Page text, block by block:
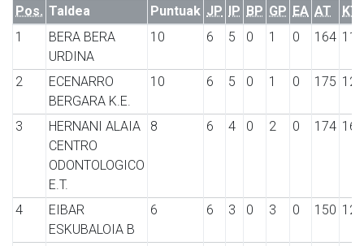
Pos. Taldea Puntuak JP IP BP GP EA AT
KT
1
BERA BERA
URDINA
10 6 5 0 1 0 164 117
2
ECENARRO
BERGARA K.E.
10 6 5 0 1 0 175 124
3
HERNANI ALAIA
CENTRO
ODONTOLOGICO
E.T.
8 6 4 0 2 0 174 160
4
EIBAR
ESKUBALOIA B
6 6 3 0 3 0 150 122